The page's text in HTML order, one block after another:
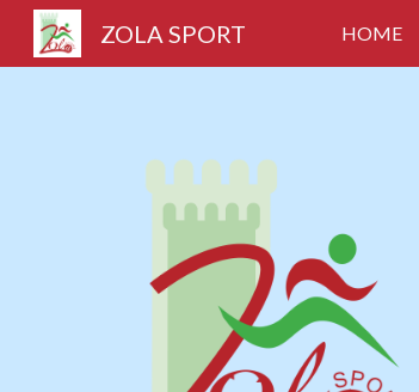
ZOLA SPORT HOME